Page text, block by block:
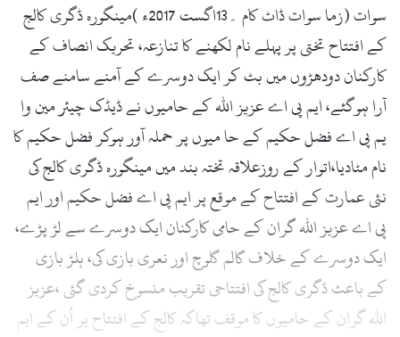
سوات (زما سوات ڈاٹ کام ۔13اگست 2017ء )مینگورہ ڈگری کالج
کے افتتاح تختی پر پہلے نام لکھنے کا تنازعہ، تحریک انصاف کے
کارکنان دودھڑوں میں بٹ کر ایک دوسرے کے آمنے سامنے صف
آرا ہوگئے، ایم پی اے عزیز اللہ کے حامیوں نے ڈیڈک چیئر مین وا
یم پی اے فضل حکیم کے حا میوں پر حملہ آور ہوکر فضل حکیم کا
نام مٹادیا،اتوار کے روزعلاقہ تختہ بند میں مینگورہ ڈگری کالج کی
نئی عمارت کے افتتاح کے موقع پر ایم پی اے فضل حکیم اور ایم
پی اے عزیز اللہ گران کے حامی کارکنان ایک دوسرے سے لڑ پڑے،
ایک دوسرے کے خلاف گالم گلوچ اور نعری بازی کی، ہلڑ بازی
کے باعث ڈگری کالج کی افتتاحی تقریب منسوخ کردی گئی ،عزیز
اللہ گران کے حامیوں کا موقف تھاکہ کالج کے افتتاح پر اُن کے ایم